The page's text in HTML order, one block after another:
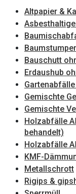
Altpapier &
Bauschutt
Erdaushub
Gemischte
Gemischte
Holzabfälle
behandelt)
Holzabfälle
KMF-
Metallschrott
Rigips &